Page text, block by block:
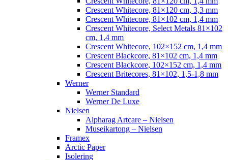
Crescent Whitecore, 81×120 cm, 3,3 mm
Crescent Whitecore, 81×102 cm, 1,4 mm
Crescent Whitecore, Select Metals 81×102
cm, 1,4 mm
Crescent Whitecore, 102×152 cm, 1,4 mm
Crescent Blackcore, 81×102 cm, 1,4 mm
Crescent Blackcore, 102×152 cm, 1,4 mm
Crescent Britecores, 81×102, 1,5-1,8 mm
Werner
Werner Standard
Werner De Luxe
Nielsen
Alpharag Artcare – Nielsen
Museikartong – Nielsen
Framex
Arctic Paper
Isolering